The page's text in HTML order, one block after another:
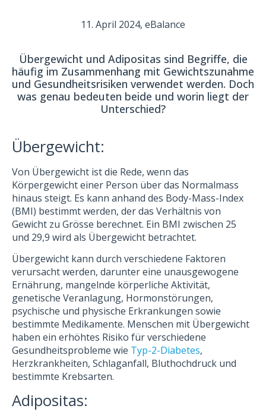
11. April 2024, eBalance
Übergewicht und Adipositas sind Begriffe, die
häufig im Zusammenhang mit Gewichtszunahme
und Gesundheitsrisiken verwendet werden. Doch
was genau bedeuten beide und worin liegt der
Unterschied?
Übergewicht:
Von Übergewicht ist die Rede, wenn das
Körpergewicht einer Person über das Normalmass
hinaus steigt. Es kann anhand des Body-Mass-Index
(BMI) bestimmt werden, der das Verhältnis von
Gewicht zu Grösse berechnet. Ein BMI zwischen 25
und 29,9 wird als Übergewicht betrachtet.
Übergewicht kann durch verschiedene Faktoren
verursacht werden, darunter eine unausgewogene
Ernährung, mangelnde körperliche Aktivität,
genetische Veranlagung, Hormonstörungen,
psychische und physische Erkrankungen sowie
bestimmte Medikamente. Menschen mit Übergewicht
haben ein erhöhtes Risiko für verschiedene
Gesundheitsprobleme wie Typ-2-Diabetes,
Herzkrankheiten, Schlaganfall, Bluthochdruck und
bestimmte Krebsarten.
Adipositas: